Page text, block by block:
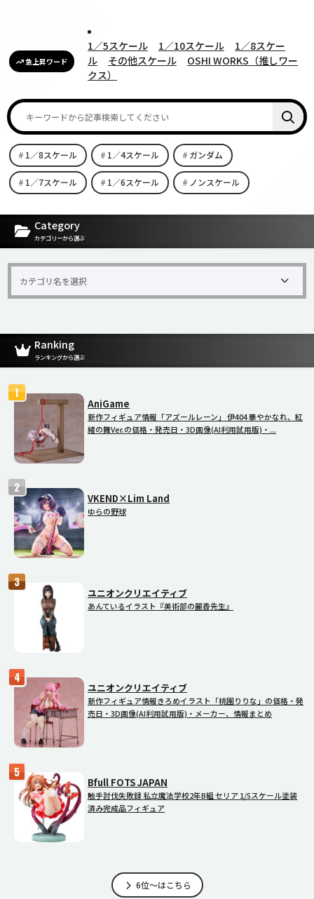
急上昇ワード
1／5スケール 1／10スケール
1／8スケー
ル
その他スケール
OSHI WORKS（推しワー
クス）
1／8スケール 1／4スケール ガンダム
1／7スケール 1／6スケール ノンスケール
[carousel-horizontal-posts-content-slider id=9342]
Category
カテゴリーから選ぶ
Ranking
ランキングから選ぶ
AniGame
新作フィギュア情報「アズールレーン」 伊404 華やかなれ、紅
緒の舞Ver.の価格・発売日・3D画像(AI利用試用版)・...
VKEND×Lim Land
ゆらの野球
ユニオンクリエイティブ
あんているイラスト『美術部の麗香先生』
ユニオンクリエイティブ
新作フィギュア情報きろめイラスト「桃園りりな」の価格・発
売日・3D画像(AI利用試用版)・メーカー、情報まとめ
Bfull FOTS JAPAN
触手討伐失敗録 私立魔法学校2年B組 セリア 1/5スケール塗装
済み完成品フィギュア
6位～はこちら